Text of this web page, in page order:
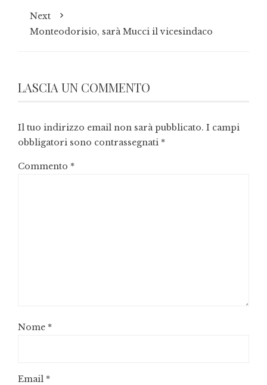
Next
Monteodorisio, sarà Mucci il vicesindaco
LASCIA UN COMMENTO
Il tuo indirizzo email non sarà pubblicato. I campi
obbligatori sono contrassegnati *
Commento *
Nome *
Email *